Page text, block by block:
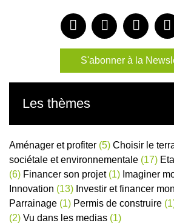
S'abonner à la
Les thèmes
Aménager et profiter (5) Choisir le
sociétale et environnementale (17)
(6) Financer son projet(1) Imaginer
Innovation (13) Investir et financer
Parrainage (1) Permis de construire
(2) Vu dans les medias (1)